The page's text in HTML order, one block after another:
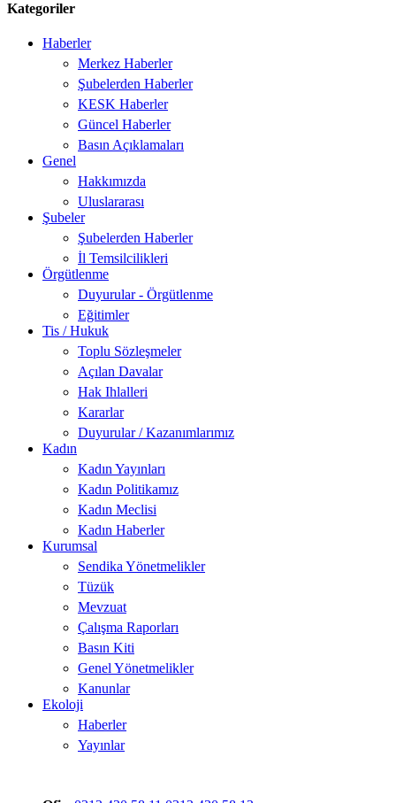
Kategoriler
Haberler
Merkez Haberler
Şubelerden Haberler
KESK Haberler
Güncel Haberler
Basın Açıklamaları
Genel
Hakkımızda
Uluslararası
Şubeler
Şubelerden Haberler
İl Temsilcilikleri
Örgütlenme
Duyurular - Örgütlenme
Eğitimler
Tis / Hukuk
Toplu Sözleşmeler
Açılan Davalar
Hak Ihlalleri
Kararlar
Duyurular / Kazanımlarımız
Kadın
Kadın Yayınları
Kadın Politikamız
Kadın Meclisi
Kadın Haberler
Kurumsal
Sendika Yönetmelikler
Tüzük
Mevzuat
Çalışma Raporları
Basın Kiti
Genel Yönetmelikler
Kanunlar
Ekoloji
Haberler
Yayınlar